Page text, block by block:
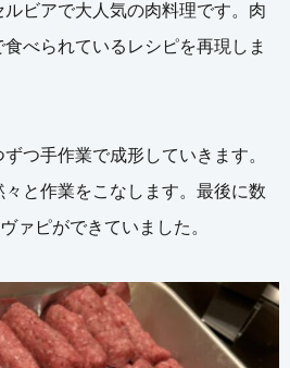
ビアで大人気の肉料理です。肉
べられているレシピを再現しま
つ手作業で成形していきます。
と作業をこなします。最後に数
ァピができていました。